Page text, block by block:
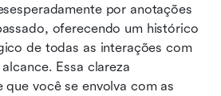
por anotações
oferecendo um histórico
de todas as interações com
Essa clareza
você se envolva com as